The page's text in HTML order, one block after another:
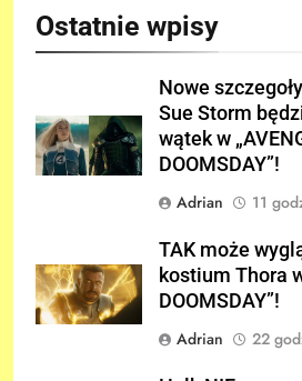
Ostatnie wpisy
Nowe
Sue Storm
wątek w
DOOMSDAY”!
Adrian
11
TAK może
kostium Thora
DOOMSDAY”!
Adrian
22